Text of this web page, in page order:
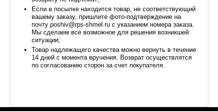
Если в посылке находится товар, не соответствующий
вашему заказу, пришлите фото-подтверждение на
почту poshiv@rps-shmel.ru с указанием номера заказа.
Мы сделаем все возможное для решения возникшей
ситуации;
Товар надлежащего качества можно вернуть в течение
14 дней с момента вручения. Возврат осуществлятся
по согласованию сторон за счет покупателя.